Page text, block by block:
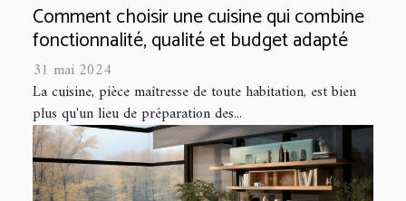
Comment choisir une cuisine qui combine
fonctionnalité, qualité et budget adapté
31 mai 2024
La cuisine, pièce maîtresse de toute habitation, est bien
plus qu'un lieu de préparation des...